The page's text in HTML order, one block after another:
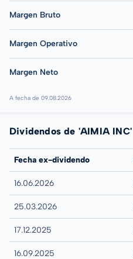
Margen Bruto
Margen Operativo
Margen Neto
A fecha de 09.08.2026
Dividendos de 'AIMIA INC'
Fecha ex-dividendo
16.06.2026
25.03.2026
17.12.2025
16.09.2025